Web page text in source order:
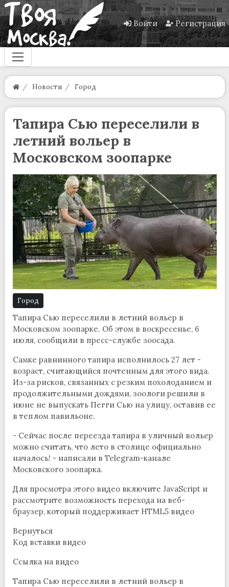
Войти Регистрация
Новости Город
Тапира Сью переселили в
летний вольер в
Московском зоопарке
Город
Тапира Сью переселили в летний вольер в
Московском зоопарке. Об этом в воскресенье, 6
июля, сообщили в пресс-службе зоосада.
Самке равнинного тапира исполнилось 27 лет -
возраст, считающийся почтенным для этого вида.
Из-за рисков, связанных с резким похолоданием и
продолжительными дождями, зоологи решили в
июне не выпускать Пегги Сью на улицу, оставив ее
в теплом павильоне.
- Сейчас после переезда тапира в уличный вольер
можно считать, что лето в столице официально
началось! - написали в Telegram-канале
Московского зоопарка.
Для просмотра этого видео включите JavaScript и
рассмотрите возможность перехода на веб-
браузер, который поддерживает HTML5 видео
Вернуться
Код вставки видео
Ссылка на видео
Тапира Сью переселили в летний вольер в